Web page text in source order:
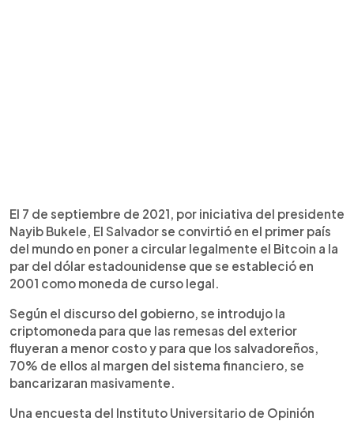
El 7 de septiembre de 2021, por iniciativa del presidente
Nayib Bukele, El Salvador se convirtió en el primer país
del mundo en poner a circular legalmente el Bitcoin a la
par del dólar estadounidense que se estableció en
2001 como moneda de curso legal.
Según el discurso del gobierno, se introdujo la
criptomoneda para que las remesas del exterior
fluyeran a menor costo y para que los salvadoreños,
70% de ellos al margen del sistema financiero, se
bancarizaran masivamente.
Una encuesta del Instituto Universitario de Opinión